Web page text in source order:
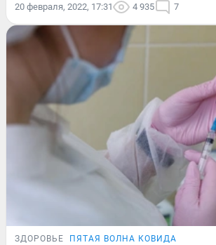
20 февраля, 2022, 17:31 4 935 7
ЗДОРОВЬЕ ПЯТАЯ ВОЛНА КОВИДА